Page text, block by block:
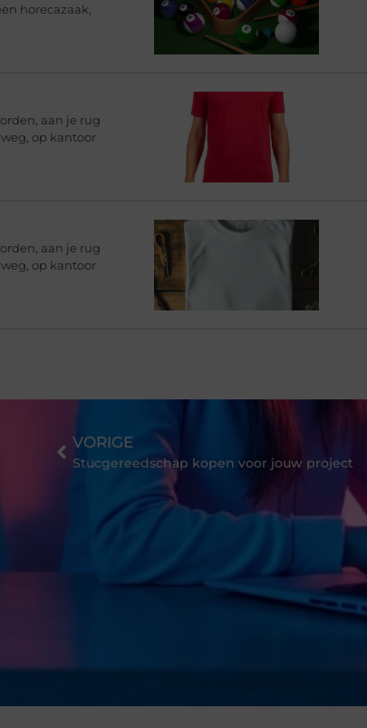
horecazaak,
aan je rug
op kantoor
aan je rug
op kantoor
VORIGE
Stucgereedschap kopen voor jouw project